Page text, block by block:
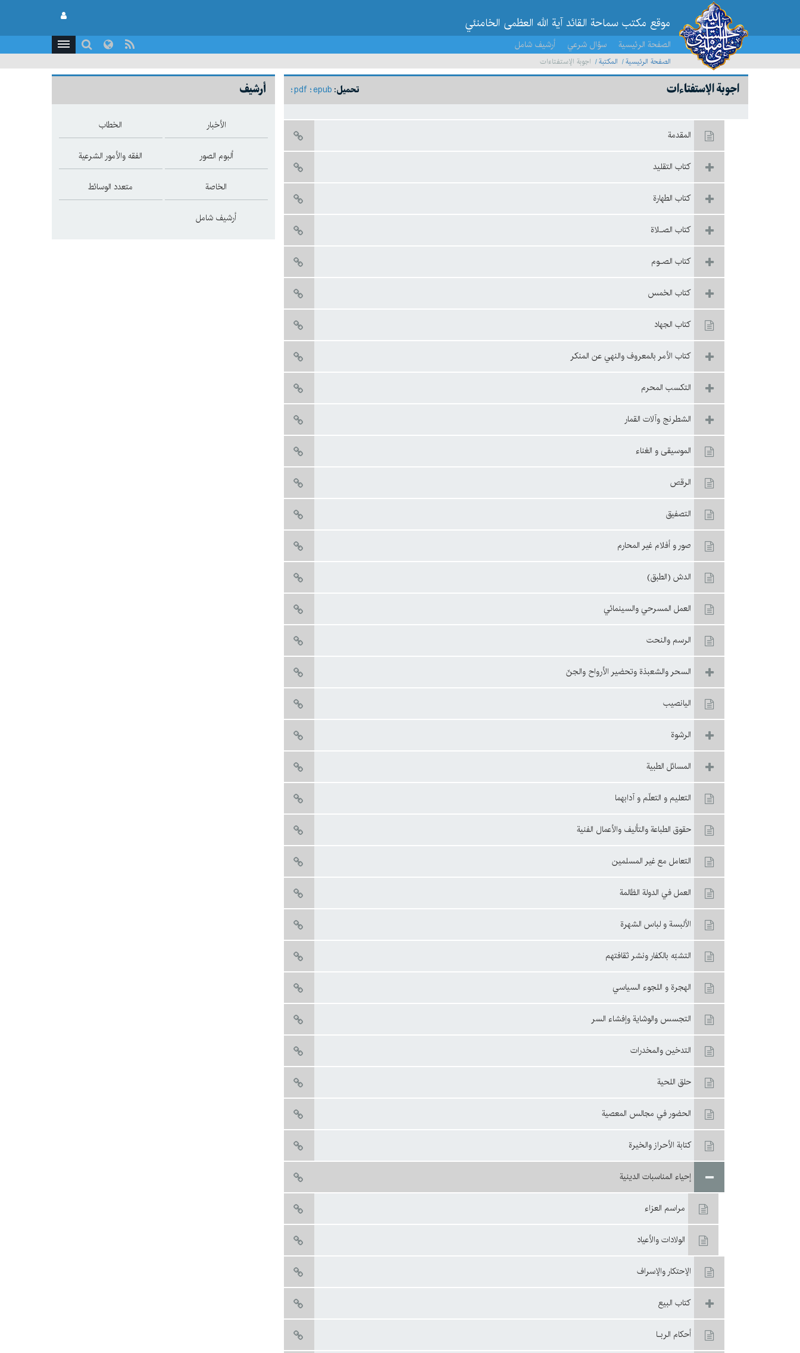
موقع مکتب سماحة القائد آية الله العظمى الخامنئي
الصفحة الرئيسية سؤال شرعي أرشيف شامل
الصفحة الرئيسية المكتبة اجوبة الإستفتاءات
تحميل: epub
pdf اجوبة الإستفتاءات
المقدمة
كتاب التقليد
كتاب الطهارة
كتاب الصـلاة
كتاب الصـوم
كتاب الخمس
كتاب الجهاد
كتاب الأمر بالمعروف والنهي عن المنكر
التکسب المحرم
الشطرنج وآلات القمار
الموسيقى و الغناء
الرقص
التصفيق
صور و أفلام غير المحارم
الدش (الطبق)
العمل المسرحي والسينمائي
الرسم والنحت
السحر والشعبذة وتحضير الأرواح والجنّ
اليانصيب
الرشوة
المسائل الطبية
التعليم و التعلّم و آدابهما
حقوق الطباعة والتأليف والأعمال الفنية
التعامل مع غير المسلمين
العمل في الدولة الظالمة
الألبسة و لباس الشهرة
التشبّه بالكفار ونشر ثقافتهم
الهجرة و اللجوء السياسي
التجسس والوشاية وإفشاء السر
التدخين والمخدرات
حلق اللحية
الحضور في مجالس المعصية
کتابة‌ الأحراز والخيرة
إحياء المناسبات الدينية
مراسم العزاء
الولادات والأعياد
الإحتكار والإسراف
كتاب البيع
أحكام الربـا
أرشيف
الأخبار الخطاب
ألبوم الصور الفقه والأمور الشرعية
الخاصة متعدد الوسائط
أرشيف شامل